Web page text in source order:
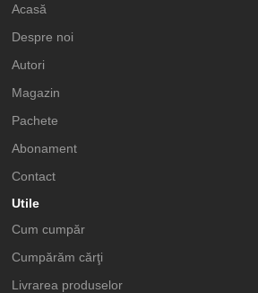
Acasă
Despre noi
Autori
Magazin
Pachete
Abonament
Contact
Utile
Cum cumpăr
Cumpărăm cărţi
Livrarea produselor